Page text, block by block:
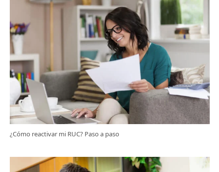
¿Cómo reactivar mi RUC? Paso a paso